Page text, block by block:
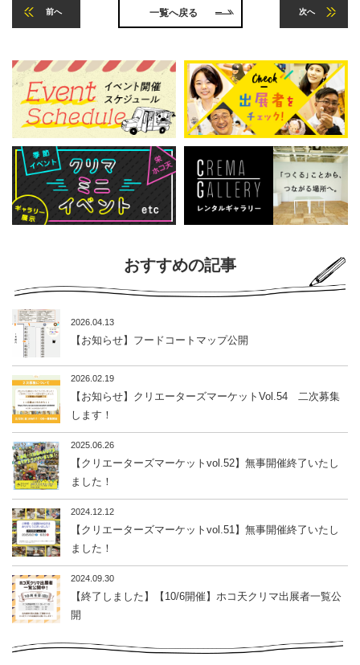
前へ 一覧へ戻る 次へ
おすすめの記事
2026.04.13
【お知らせ】フードコートマップ公開
2026.02.19
【お知らせ】クリエーターズマーケットVol.54 二次募集
します！
2025.06.26
【クリエーターズマーケットvol.52】無事開催終了いたし
ました！
2024.12.12
【クリエーターズマーケットvol.51】無事開催終了いたし
ました！
2024.09.30
【終了しました】【10/6開催】ホコ天クリマ出展者一覧公
開